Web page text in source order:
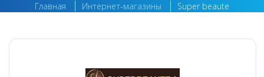
Главная Интернет-магазины Super beaute